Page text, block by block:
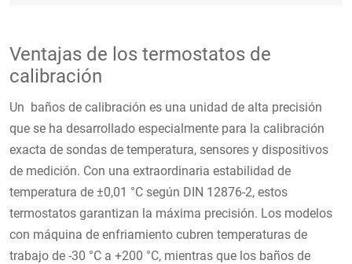
Ventajas de los termostatos de
calibración
Un baños de calibración es una unidad de alta precisión
que se ha desarrollado especialmente para la calibración
exacta de sondas de temperatura, sensores y dispositivos
de medición. Con una extraordinaria estabilidad de
temperatura de ±0,01 °C según DIN 12876-2, estos
termostatos garantizan la máxima precisión. Los modelos
con máquina de enfriamiento cubren temperaturas de
trabajo de -30 °C a +200 °C, mientras que los baños de